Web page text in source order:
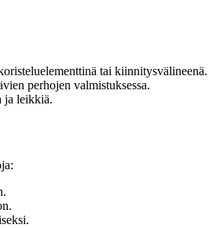
tai kiinnitysvälineenä.
perhojen valmistuksessa.
ja leikkiä.